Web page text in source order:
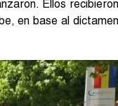
Ellos recibieron
en base al dictamen